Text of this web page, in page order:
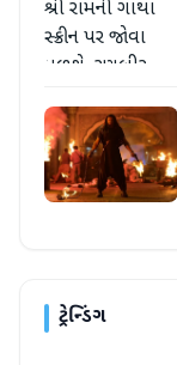
ટ્રેન્ડિંગ